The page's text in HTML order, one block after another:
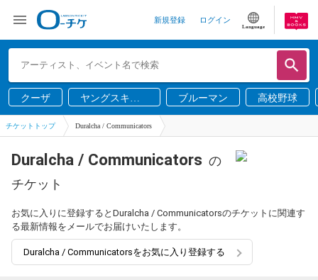
新規登録 ログイン
Language
クーザ
ヤングスキニ
ー
ブルーマン 高校野球
チケットトップ Duralcha / Communicators
Duralcha / Communicators の
チケット
お気に入りに登録するとDuralcha / Communicatorsのチケットに関連す
る最新情報をメールでお届けいたします。
Duralcha / Communicatorsをお気に入り登録する